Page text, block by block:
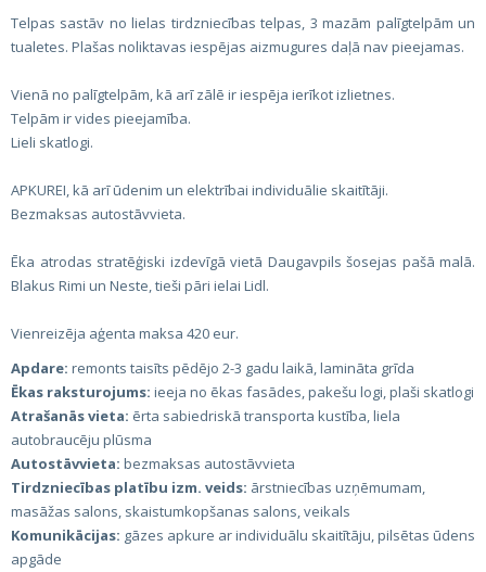
Telpas sastāv no lielas tirdzniecības telpas, 3 mazām palīgtelpām un
tualetes. Plašas noliktavas iespējas aizmugures daļā nav pieejamas.
Vienā no palīgtelpām, kā arī zālē ir iespēja ierīkot izlietnes.
Telpām ir vides pieejamība.
Lieli skatlogi.
APKUREI, kā arī ūdenim un elektrībai individuālie skaitītāji.
Bezmaksas autostāvvieta.
Ēka atrodas stratēģiski izdevīgā vietā Daugavpils šosejas pašā malā.
Blakus Rimi un Neste, tieši pāri ielai Lidl.
Vienreizēja aģenta maksa 420 eur.
Apdare: remonts taisīts pēdējo 2-3 gadu laikā, lamināta grīda
Ēkas raksturojums: ieeja no ēkas fasādes, pakešu logi, plaši skatlogi
Atrašanās vieta: ērta sabiedriskā transporta kustība, liela
autobraucēju plūsma
Autostāvvieta: bezmaksas autostāvvieta
Tirdzniecības platību izm. veids: ārstniecības uzņēmumam,
masāžas salons, skaistumkopšanas salons, veikals
Komunikācijas: gāzes apkure ar individuālu skaitītāju, pilsētas ūdens
apgāde